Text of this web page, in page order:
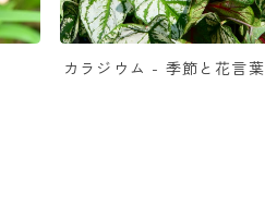
カラジウム - 季節と花言葉